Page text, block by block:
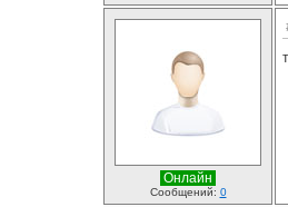
Онлайн
Сообщений: 0